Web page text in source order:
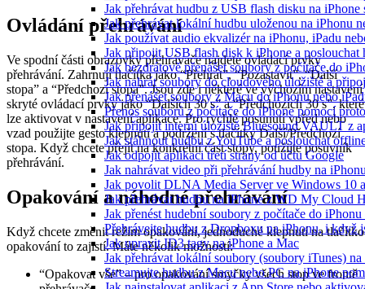
Jak přehrávat hudbu z USB flash disku na
Jak přehrávat lokální hudbu uloženou na iPhonu
Jak používat audio ekvalizér na iPhonu, iPadu
Jak připojit USB flash disk k iPhone a poslouchat
Jak bezdrátově přenášet soubory z počítače do
Jak nahrát soubory do cloudového úložiště a
Jak přenášet soubory z Macu do iPhonu nebo
Přenos souborů z počítače do iPhone pomocí
Jak připojit interní úložiště Bluesound VAULT z
Jak stáhnout hudbu z YouTube a poslouchat
Jak odpojit aplikaci třetí strany od účtu Google
Jak nahrávat video při přehrávání hudby na
Jak povolit DLNA Media Server ve Windows 10
Jak přehrávat hudbu na iPhone z WD My Cloud
Jak přenést hudební soubory z počítače do
Přehrávejte hudbu z Dropboxu na iPhonu, i když
Jak upravit ID3 tagy na iPhone a Mac
Jak přehrávat lokální soubory (soubory iTunes)
Streamujte hudbu z Macu nebo PC na iPhone
Ovládání přehrávání
Ve spodní části obrazovky přehrávače najdete ovládací prvky
přehrávání. Zahrnují tlačítka jako “Přehrát”, “Pozastavit”, “Další
stopa” a “Předchozí stopa”. Jsou zde i některé ve výchozím nastavení
skryté ovládací prvky jako “Dalších 30 s” a “Předchozích 30 s”, které
lze aktivovat v nastavení aplikace. Pro rychlé posunutí vpřed nebo
vzad použijte gesto klepnutí a podržení s tlačítky Další/Předchozí
stopa. Když chcete přejít na konkrétní část stopy, použijte posuvník
přehrávání.
Opakování a náhodné přehrávání
Když chcete změnit režim opakování, jednoduché klepnutí na tlačítko
opakování to zajistí. Máte několik možností:
“Opakovat vše” – pro opakování smyčky všech stop ve frontě